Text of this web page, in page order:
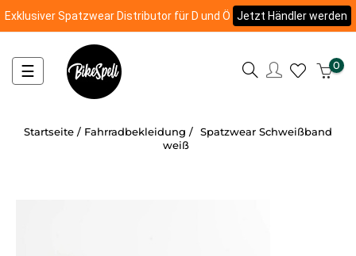
Exklusiver Spatzwear Distributor für D und Ö Jetzt Händler werden
Umschalten
der
Navigation
☰ 0
Startseite Fahrradbekleidung
Spatzwear Schweißband
weiß